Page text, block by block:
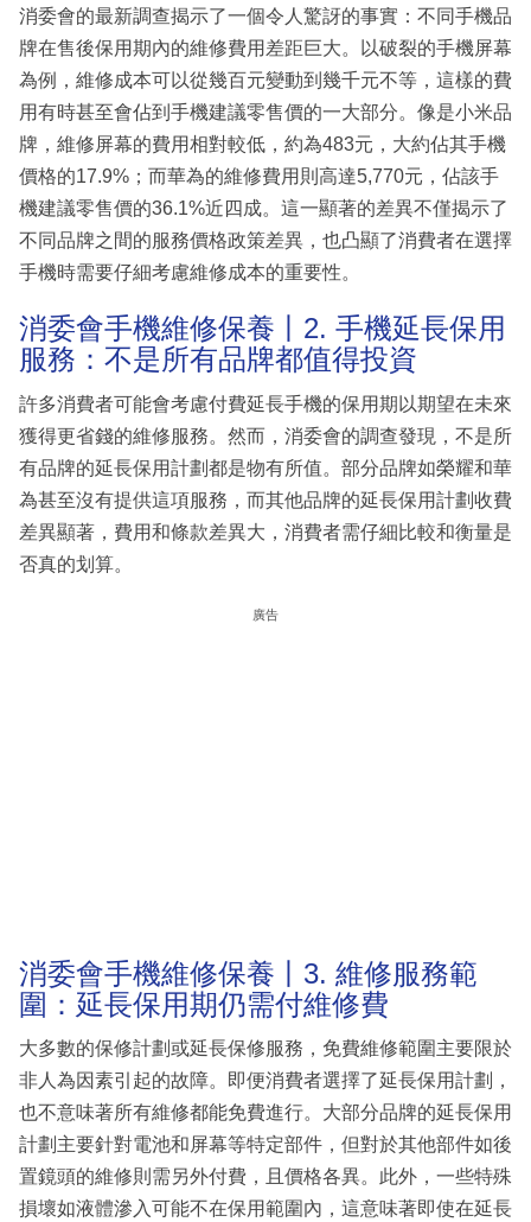
消委會的最新調查揭示了一個令人驚訝的事實：不同手機品
牌在售後保用期內的維修費用差距巨大。以破裂的手機屏幕
為例，維修成本可以從幾百元變動到幾千元不等，這樣的費
用有時甚至會佔到手機建議零售價的一大部分。像是小米品
牌，維修屏幕的費用相對較低，約為483元，大約佔其手機
價格的17.9%；而華為的維修費用則高達5,770元，佔該手
機建議零售價的36.1%近四成。這一顯著的差異不僅揭示了
不同品牌之間的服務價格政策差異，也凸顯了消費者在選擇
手機時需要仔細考慮維修成本的重要性。
消委會手機維修保養丨2. 手機延長保用
服務：不是所有品牌都值得投資
許多消費者可能會考慮付費延長手機的保用期以期望在未來
獲得更省錢的維修服務。然而，消委會的調查發現，不是所
有品牌的延長保用計劃都是物有所值。部分品牌如榮耀和華
為甚至沒有提供這項服務，而其他品牌的延長保用計劃收費
差異顯著，費用和條款差異大，消費者需仔細比較和衡量是
否真的划算。
廣告
消委會手機維修保養丨3. 維修服務範
圍：延長保用期仍需付維修費
大多數的保修計劃或延長保修服務，免費維修範圍主要限於
非人為因素引起的故障。即便消費者選擇了延長保用計劃，
也不意味著所有維修都能免費進行。大部分品牌的延長保用
計劃主要針對電池和屏幕等特定部件，但對於其他部件如後
置鏡頭的維修則需另外付費，且價格各異。此外，一些特殊
損壞如液體滲入可能不在保用範圍內，這意味著即使在延長